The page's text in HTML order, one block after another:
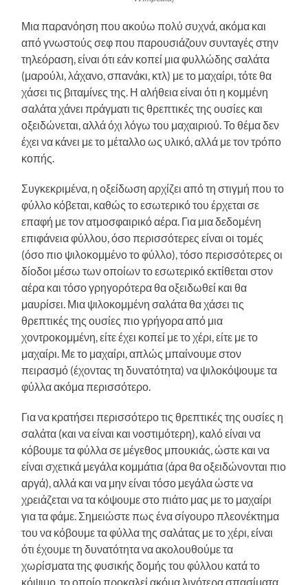
Μια παρανόηση που ακούω πολύ συχνά, ακόμα και
από γνωστούς σεφ που παρουσιάζουν συνταγές στην
τηλεόραση, είναι ότι εάν κοπεί μια φυλλώδης σαλάτα
(μαρούλι, λάχανο, σπανάκι, κτλ) με το μαχαίρι, τότε θα
χάσει τις βιταμίνες της. Η αλήθεια είναι ότι η κομμένη
σαλάτα χάνει πράγματι τις θρεπτικές της ουσίες και
οξειδώνεται, αλλά όχι λόγω του μαχαιριού. Το θέμα δεν
έχει να κάνει με το μέταλλο ως υλικό, αλλά με τον τρόπο
κοπής.
Συγκεκριμένα, η οξείδωση αρχίζει από τη στιγμή που το
φύλλο κόβεται, καθώς το εσωτερικό του έρχεται σε
επαφή με τον ατμοσφαιρικό αέρα. Για μια δεδομένη
επιφάνεια φύλλου, όσο περισσότερες είναι οι τομές
(όσο πιο ψιλοκομμένο το φύλλο), τόσο περισσότερες οι
δίοδοι μέσω των οποίων το εσωτερικό εκτίθεται στον
αέρα και τόσο γρηγορότερα θα οξειδωθεί και θα
μαυρίσει. Μια ψιλοκομμένη σαλάτα θα χάσει τις
θρεπτικές της ουσίες πιο γρήγορα από μια
χοντροκομμένη, είτε έχει κοπεί με το χέρι, είτε με το
μαχαίρι. Με το μαχαίρι, απλώς μπαίνουμε στον
πειρασμό (έχοντας τη δυνατότητα) να ψιλοκόψουμε τα
φύλλα ακόμα περισσότερο.
Για να κρατήσει περισσότερο τις θρεπτικές της ουσίες η
σαλάτα (και να είναι και νοστιμότερη), καλό είναι να
κόβουμε τα φύλλα σε μέγεθος μπουκιάς, ώστε και να
είναι σχετικά μεγάλα κομμάτια (άρα θα οξειδώνονται πιο
αργά), αλλά και να μην είναι τόσο μεγάλα ώστε να
χρειάζεται να τα κόψουμε στο πιάτο μας με το μαχαίρι
για τα φάμε. Σημειώστε πως ένα σίγουρο πλεονέκτημα
του να κόβουμε τα φύλλα της σαλάτας με το χέρι, είναι
ότι έχουμε τη δυνατότητα να ακολουθούμε τα
χωρίσματα της φυσικής δομής του φύλλου κατά το
κόψιμο, το οποίο προκαλεί ακόμα λιγότερα σπασίματα